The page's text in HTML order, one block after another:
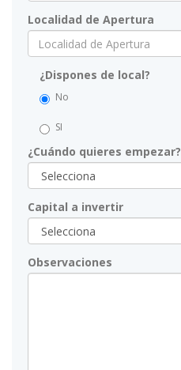
Localidad de Apertura
¿Dispones de local?
No
SI
¿Cuándo quieres empezar?
Capital a invertir
Observaciones